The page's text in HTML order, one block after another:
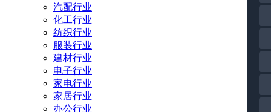
汽配行业
化工行业
纺织行业
服装行业
建材行业
电子行业
家电行业
家居行业
办公行业